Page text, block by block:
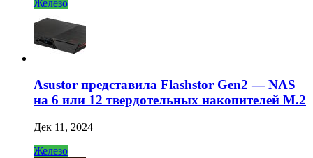
Железо
Asustor представила Flashstor Gen2 — NAS
на 6 или 12 твердотельных накопителей M.2
Дек 11, 2024
Железо